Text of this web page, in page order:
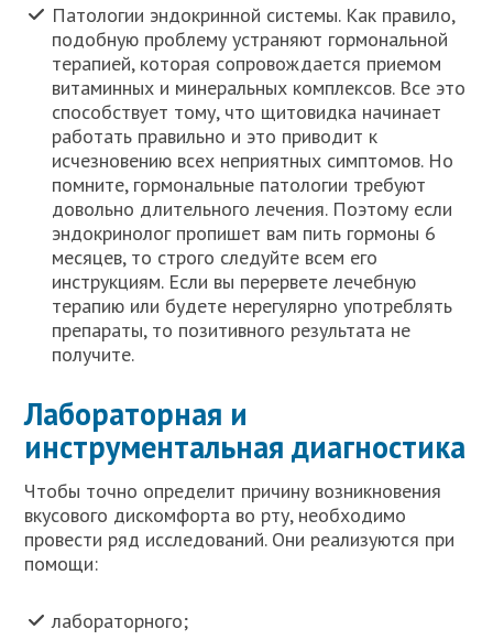
Патологии эндокринной системы. Как правило,
подобную проблему устраняют гормональной
терапией, которая сопровождается приемом
витаминных и минеральных комплексов. Все это
способствует тому, что щитовидка начинает
работать правильно и это приводит к
исчезновению всех неприятных симптомов. Но
помните, гормональные патологии требуют
довольно длительного лечения. Поэтому если
эндокринолог пропишет вам пить гормоны 6
месяцев, то строго следуйте всем его
инструкциям. Если вы перервете лечебную
терапию или будете нерегулярно употреблять
препараты, то позитивного результата не
получите.
Лабораторная и
инструментальная диагностика
Чтобы точно определит причину возникновения
вкусового дискомфорта во рту, необходимо
провести ряд исследований. Они реализуются при
помощи:
лабораторного;